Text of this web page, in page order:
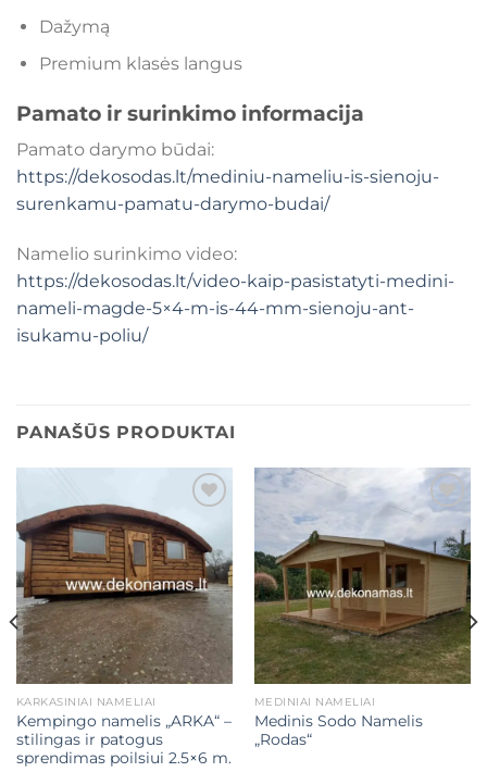
Dažymą
Premium klasės langus
Pamato ir surinkimo informacija
Pamato darymo būdai:
https://dekosodas.lt/mediniu-nameliu-is-sienoju-
surenkamu-pamatu-darymo-budai/
Namelio surinkimo video:
https://dekosodas.lt/video-kaip-pasistatyti-medini-
nameli-magde-5×4-m-is-44-mm-sienoju-ant-
isukamu-poliu/
PANAŠŪS PRODUKTAI
Mėgstamiausias
KARKASINIAI NAMELIAI
Kempingo namelis „ARKA“ –
stilingas ir patogus
sprendimas poilsiui 2.5×6 m.
Mėgstamiausias
MEDINIAI NAMELIAI
Medinis Sodo Namelis
„Rodas“